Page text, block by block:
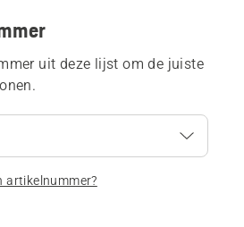
uit deze lijst om de juiste
artikelnummer?